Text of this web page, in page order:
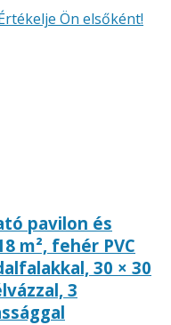
Ön elsőként!
pavilon és
m², fehér PVC
30 × 30
3